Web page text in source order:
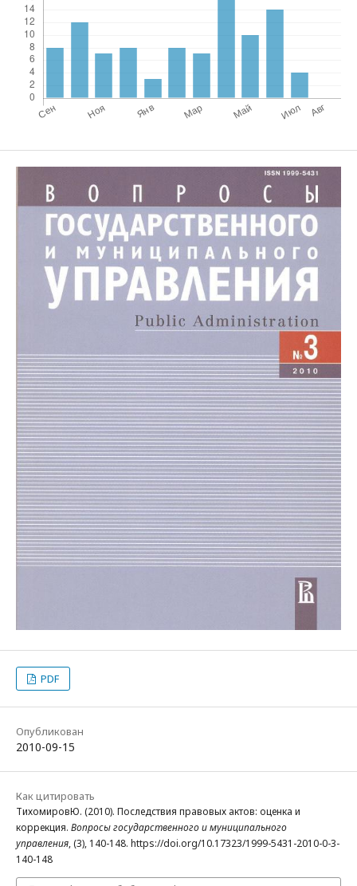
PDF
Опубликован
2010-09-15
Как цитировать
ТихомировЮ. (2010). Последствия правовых актов: оценка и
коррекция. Вопросы государственного и муниципального
управления, (3), 140-148. https://doi.org/10.17323/1999-5431-2010-0-3-
140-148